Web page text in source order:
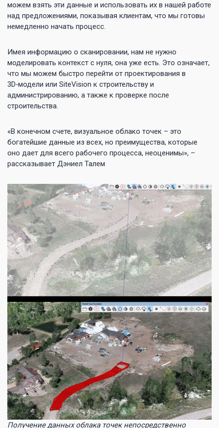
можем взять эти данные и использовать их в нашей работе
над предложениями, показывая клиентам, что мы готовы
немедленно начать процесс.
Имея информацию о сканировании, нам не нужно
моделировать контекст с нуля, она уже есть. Это означает,
что мы можем быстро перейти от проектирования в
3D‑модели или SiteVision к строительству и
администрированию, а также к проверке после
строительства.
«В конечном счете, визуальное облако точек – это
богатейшие данные из всех, но преимущества, которые
оно дает для всего рабочего процесса, неоценимы», –
рассказывает Дэниел Талем
Получение данных облака точек непосредственно